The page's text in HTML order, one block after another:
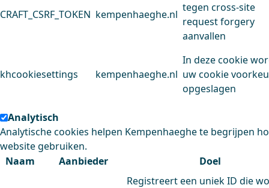
CRAFT_CSRF_TOKEN kempenhaeghe.nl
tegen cross-site
request forgery
aanvallen
khcookiesettings kempenhaeghe.nl
In deze cookie
uw cookie
opgeslagen
Analytisch
Analytische cookies helpen Kempenhaeghe te begrijpen
website gebruiken.
Naam
Aanbieder Doel
Registreert een uniek ID die